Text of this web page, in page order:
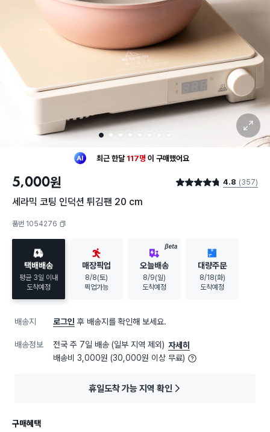
1 2 3 4 5 6 7 8
확대 보기
30대 여성이 가장 많이구매했어요
구매했어요
5,000원 별점 4.8점 4.8 (357)
세라믹 코팅 인덕션 튀김팬 20 cm
품번 1054276
택배배송
평균 3일 이내
도착예정
매장픽업
8/8(토)
픽업가능
BETA
오늘배송
8/9(일)
도착예정
대량주문
8/18(화)
도착예정
배송지 로그인 후 배송지를 확인해 보세요.
배송정보 전국 주 7일 배송 (일부 지역 제외) 자세히
배송비 3,000원 (30,000원 이상 무료)
휴일도착 가능 지역 확인
구매혜택